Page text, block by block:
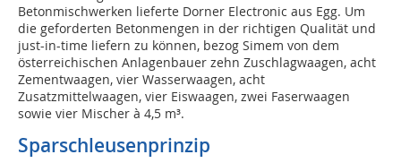
Betonmischwerken lieferte Dorner Electronic aus Egg. Um
die geforderten Betonmengen in der richtigen Qualität und
just-in-time liefern zu können, bezog Simem von dem
österreichischen Anlagenbauer zehn Zuschlagwaagen, acht
Zementwaagen, vier Wasserwaagen, acht
Zusatzmittelwaagen, vier Eiswaagen, zwei Faserwaagen
sowie vier Mischer à 4,5 m³.
Sparschleusenprinzip